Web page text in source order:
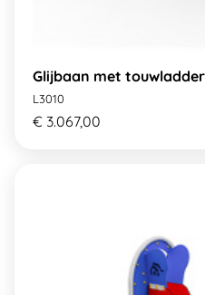
Glijbaan met touwladder
L3010
€ 3.067,00